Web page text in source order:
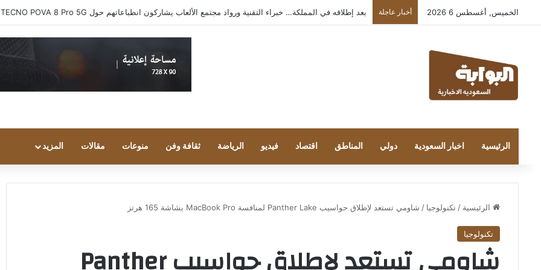
الخميس, أغسطس 6 2026 أخبار عاجلة بعد إطلاقه في المملكة… خبراء التقنية ورواد مجتمع الألعاب يشاركون انطباعاتهم حول TECNO POVA 8 Pro 5G
الرئيسية اخبار السعودية دولي المناطق اقتصاد فيديو الرياضة ثقافة وفن منوعات مقالات المزيد
الرئيسية / تكنولوجيا / شاومي تستعد لإطلاق حواسيب Panther Lake لمنافسة MacBook Pro بشاشة 165 هرتز
تكنولوجيا